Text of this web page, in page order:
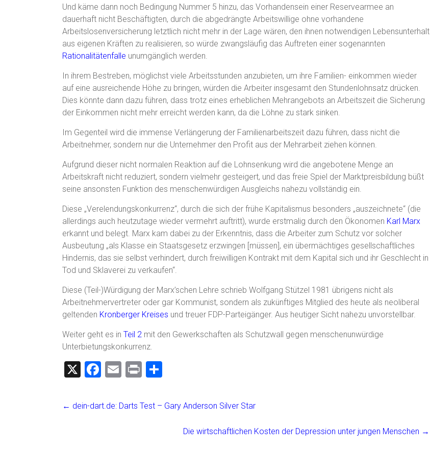
Und käme dann noch Bedingung Nummer 5 hinzu, das Vorhandensein einer Reservearmee an
dauerhaft nicht Beschäftigten, durch die abgedrängte Arbeitswillige ohne vorhandene
Arbeitslosenversicherung letztlich nicht mehr in der Lage wären, den ihnen notwendigen Lebensunterhalt
aus eigenen Kräften zu realisieren, so würde zwangsläufig das Auftreten einer sogenannten
Rationalitätenfalle unumgänglich werden.
In ihrem Bestreben, möglichst viele Arbeitsstunden anzubieten, um ihre Familien- einkommen wieder
auf eine ausreichende Höhe zu bringen, würden die Arbeiter insgesamt den Stundenlohnsatz drücken.
Dies könnte dann dazu führen, dass trotz eines erheblichen Mehrangebots an Arbeitszeit die Sicherung
der Einkommen nicht mehr erreicht werden kann, da die Löhne zu stark sinken.
Im Gegenteil wird die immense Verlängerung der Familienarbeitszeit dazu führen, dass nicht die
Arbeitnehmer, sondern nur die Unternehmer den Profit aus der Mehrarbeit ziehen können.
Aufgrund dieser nicht normalen Reaktion auf die Lohnsenkung wird die angebotene Menge an
Arbeitskraft nicht reduziert, sondern vielmehr gesteigert, und das freie Spiel der Marktpreisbildung büßt
seine ansonsten Funktion des menschenwürdigen Ausgleichs nahezu vollständig ein.
Diese „Verelendungskonkurrenz“, durch die sich der frühe Kapitalismus besonders „auszeichnete“ (die
allerdings auch heutzutage wieder vermehrt auftritt), wurde erstmalig durch den Ökonomen Karl Marx
erkannt und belegt. Marx kam dabei zu der Erkenntnis, dass die Arbeiter zum Schutz vor solcher
Ausbeutung „als Klasse ein Staatsgesetz erzwingen [müssen], ein übermächtiges gesellschaftliches
Hindernis, das sie selbst verhindert, durch freiwilligen Kontrakt mit dem Kapital sich und ihr Geschlecht in
Tod und Sklaverei zu verkaufen“.
Diese (Teil-)Würdigung der Marx’schen Lehre schrieb Wolfgang Stützel 1981 übrigens nicht als
Arbeitnehmervertreter oder gar Kommunist, sondern als zukünftiges Mitglied des heute als neoliberal
geltenden Kronberger Kreises und treuer FDP-Parteigänger. Aus heutiger Sicht nahezu unvorstellbar.
Weiter geht es in Teil 2 mit den Gewerkschaften als Schutzwall gegen menschenunwürdige
Unterbietungskonkurrenz.
X
F
ce
E
ai
Pr
t
e
← dein-dart.de: Darts Test – Gary Anderson Silver Star
Die wirtschaftlichen Kosten der Depression unter jungen Menschen →